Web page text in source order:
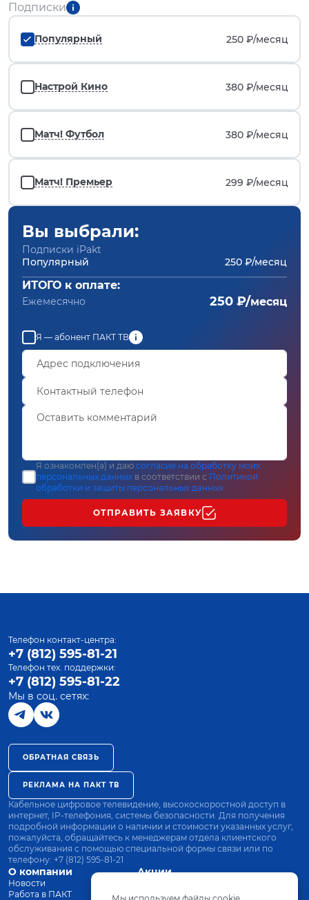
Подписки
Популярный 250 ₽/месяц
Настрой Кино 380 ₽/месяц
Матч! Футбол 380 ₽/месяц
Матч! Премьер 299 ₽/месяц
Вы выбрали:
Подписки iPakt
Популярный
250 ₽/месяц
ИТОГО к оплате:
Ежемесячно 250 ₽/месяц
Я — абонент ПАКТ ТВ
Я ознакомлен(а) и даю согласие на обработку моих
персональных данных в соответствии с Политикой
обработки и защиты персональных данных
ОТПРАВИТЬ ЗАЯВКУ
О компании
Новости
Работа в ПАКТ
Акции
Оплата
Телефон контакт-центра:
+7 (812) 595-81-21
Телефон тех. поддержки:
+7 (812) 595-81-22
Мы в соц. сетях:
ОБРАТНАЯ СВЯЗЬ
РЕКЛАМА НА ПАКТ ТВ
Кабельное цифровое телевидение, высокоскоростной доступ в
интернет, IP-телефония, системы безопасности. Для получения
подробной информации о наличии и стоимости указанных услуг,
пожалуйста, обращайтесь к менеджерам отдела клиентского
обслуживания с помощью специальной формы связи или по
телефону: +7 (812) 595-81-21